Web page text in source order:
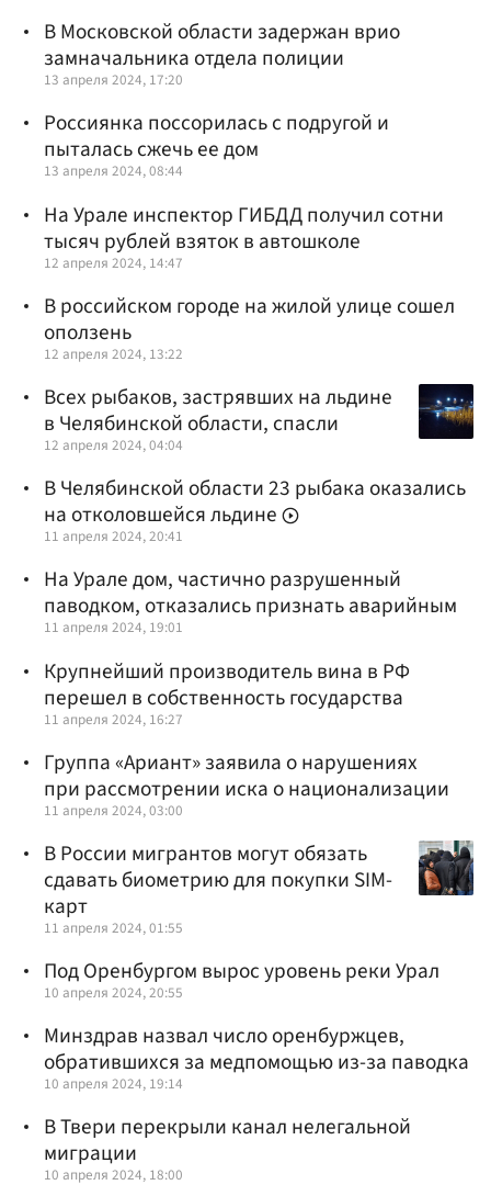
В Московской области задержан врио
замначальника отдела полиции
13 апреля 2024, 17:20
Россиянка поссорилась с подругой и
пыталась сжечь ее дом
13 апреля 2024, 08:44
На Урале инспектор ГИБДД получил сотни
тысяч рублей взяток в автошколе
12 апреля 2024, 14:47
В российском городе на жилой улице сошел
оползень
12 апреля 2024, 13:22
Всех рыбаков, застрявших на льдине
в Челябинской области, спасли
12 апреля 2024, 04:04
В Челябинской области 23 рыбака оказались
на отколовшейся льдине
11 апреля 2024, 20:41
На Урале дом, частично разрушенный
паводком, отказались признать аварийным
11 апреля 2024, 19:01
Крупнейший производитель вина в РФ
перешел в собственность государства
11 апреля 2024, 16:27
Группа «Ариант» заявила о нарушениях
при рассмотрении иска о национализации
11 апреля 2024, 03:00
В России мигрантов могут обязать
сдавать биометрию для покупки SIM-
карт
11 апреля 2024, 01:55
Под Оренбургом вырос уровень реки Урал
10 апреля 2024, 20:55
Минздрав назвал число оренбуржцев,
обратившихся за медпомощью из-за паводка
10 апреля 2024, 19:14
В Твери перекрыли канал нелегальной
миграции
10 апреля 2024, 18:00